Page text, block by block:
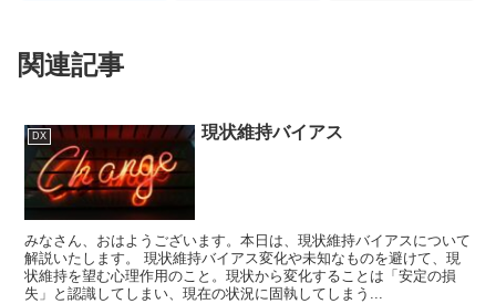
関連記事
DX 現状維持バイアス
みなさん、おはようございます。本日は、現状維持バイアスについて
解説いたします。 現状維持バイアス変化や未知なものを避けて、現
状維持を望む心理作用のこと。現状から変化することは「安定の損
失」と認識してしまい、現在の状況に固執してしまう...